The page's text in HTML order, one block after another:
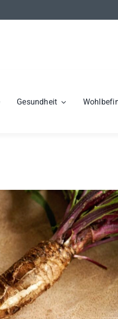
Gesundheit